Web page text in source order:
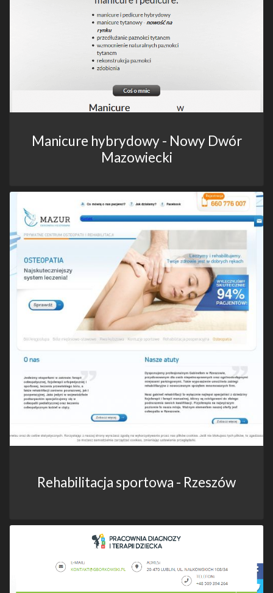
Manicure hybrydowy - Nowy Dwór
Mazowiecki
Rehabilitacja sportowa - Rzeszów